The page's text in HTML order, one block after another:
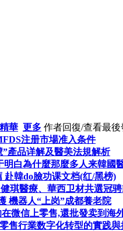
精華 更多 作者回復/查看最後
注册市場准入条件
”產品详解及醫美法規解析
白為什麼那麼多人来韓國
赴韓do臉功课文档(红/黑榜)
琪醫療、華西卫材共選冠
機器人“上岗”成都養老院
微信上零售,還批發卖到海
售行業数字化转型的實践與